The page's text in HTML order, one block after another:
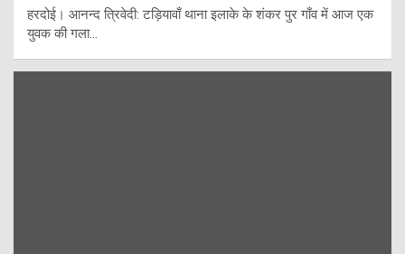
हरदोई। आनन्द त्रिवेदी: टड़ियावाँ थाना इलाके के शंकर पुर गाँव में आज एक
युवक की गला…